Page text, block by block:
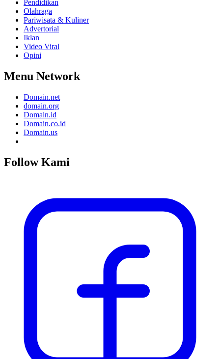
Pendidikan
Olahraga
Pariwisata & Kuliner
Advertorial
Iklan
Video Viral
Opini
Menu Network
Domain.net
domain.org
Domain.id
Domain.co.id
Domain.us
Follow Kami